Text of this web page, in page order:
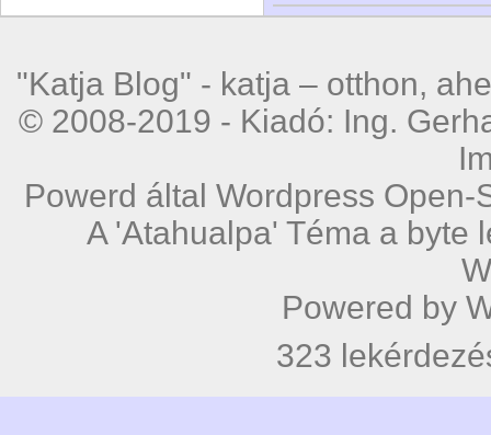
"Katja Blog" - katja – otthon,
© 2008-2019 - Kiadó: Ing.
Powerd által Wordpress Open-
A 'Atahualpa' Téma a byte
Powered by
323